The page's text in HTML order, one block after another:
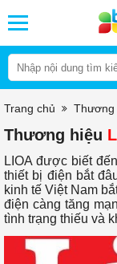
Trang chủ Thương
Thương hiệu
LIOA được biết
thiết bị điện bắt
kinh tế Việt Nam
điện càng tăng
tình trạng thiếu và